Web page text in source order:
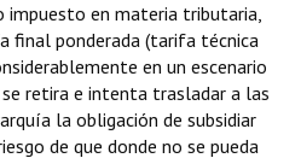
impuesto en materia tributaria,
final ponderada (tarifa técnica
en un escenario
retira e intenta trasladar a las
la obligación de subsidiar
de que donde no se pueda